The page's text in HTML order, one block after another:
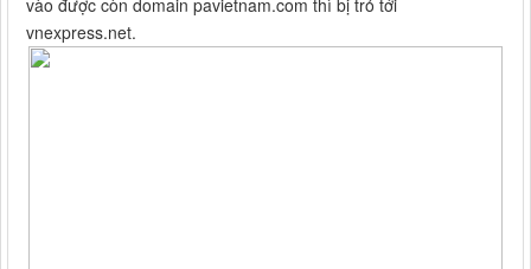
vào được còn domain pavietnam.com thì bị trỏ tới
vnexpress.net.